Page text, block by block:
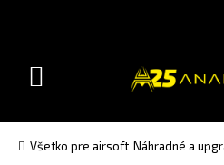
(Czech)version
Toggle
Všetko pre airsoft Náhradné a